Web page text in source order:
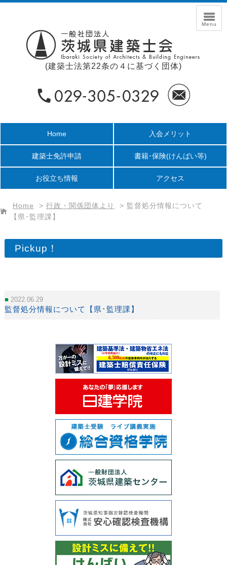
(建築士法第22条の４に基づく団体)
Home 入会メリット
建築士免許申請 書籍･保険(けんばい等)
お役立ち情報 アクセス
Home > 行政・関係団体より > 監督処分情報について
【県･監理課】
Pickup！
2022.06.29
監督処分情報について【県･監理課】